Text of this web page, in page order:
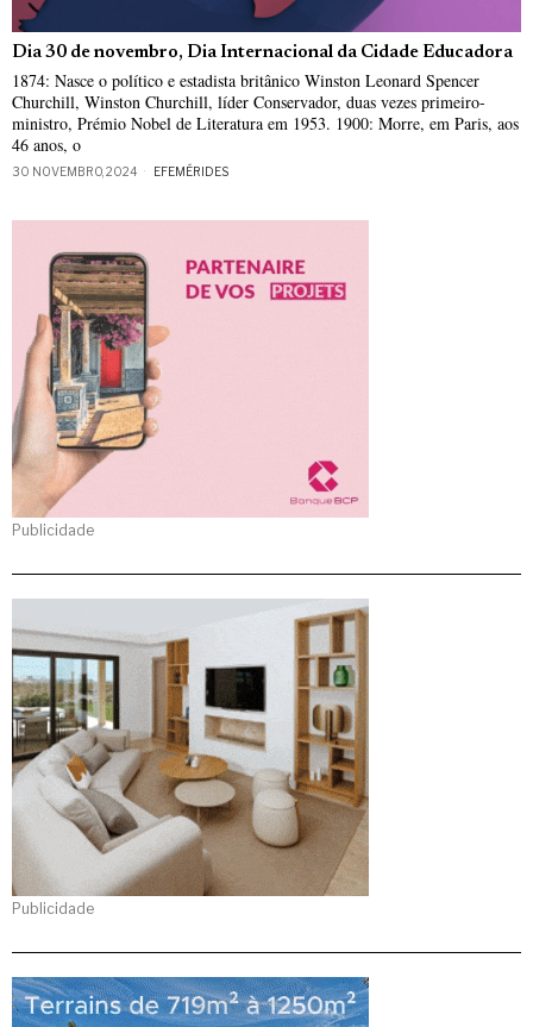
Dia 30 de novembro, Dia Internacional da Cidade Educadora
1874: Nasce o político e estadista britânico Winston Leonard Spencer
Churchill, Winston Churchill, líder Conservador, duas vezes primeiro-
ministro, Prémio Nobel de Literatura em 1953. 1900: Morre, em Paris, aos
46 anos, o
30 NOVEMBRO, 2024 EFEMÉRIDES
Publicidade
Publicidade